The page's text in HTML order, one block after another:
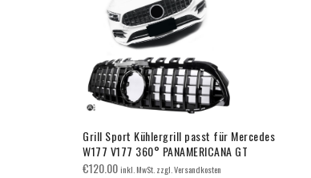
Grill Sport Kühlergrill passt für Mercedes
W177 V177 360° PANAMERICANA GT
€120.00inkl. MwSt. zzgl. Versandkosten